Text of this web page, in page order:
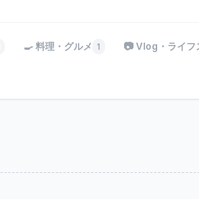
🍳 料理・グルメ 1 📷 Vlog・ライフ